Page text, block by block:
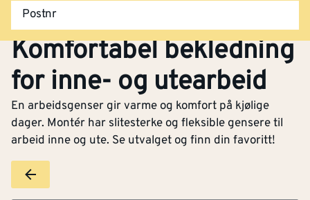
Postnr
Arbeidsgenser –
Komfortabel bekledning
for inne- og utearbeid
En arbeidsgenser gir varme og komfort på kjølige
dager. Montér har slitesterke og fleksible gensere til
arbeid inne og ute. Se utvalget og finn din favoritt!